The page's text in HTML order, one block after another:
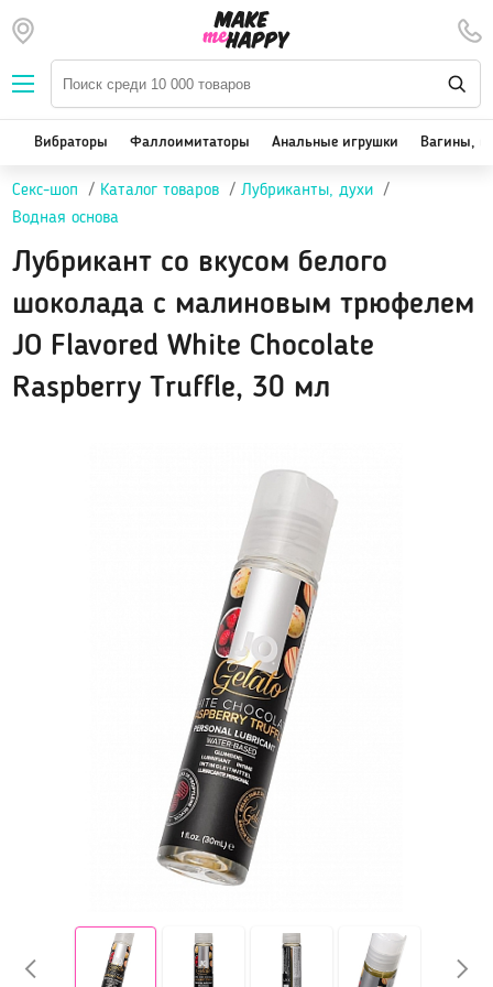
Вибраторы
Вакуум-волновые стимуляторы клитора
Реалистичные
Классические вибраторы
Клиторальные вибраторы, вибропули
Вибраторы для пар
Фаллоимитаторы
Фаллосы с семяизвержением
XXXL-фаллосы, фистинг
Пробки, втулки
Вибраторы Фаллоимитаторы Анальные игрушки Вагины,
Секс-шоп Каталог товаров
Лубриканты, духи
Водная основа
Лубрикант со вкусом белого
шоколада с малиновым трюфелем
JO Flavored White Chocolate
Raspberry Truffle, 30 мл